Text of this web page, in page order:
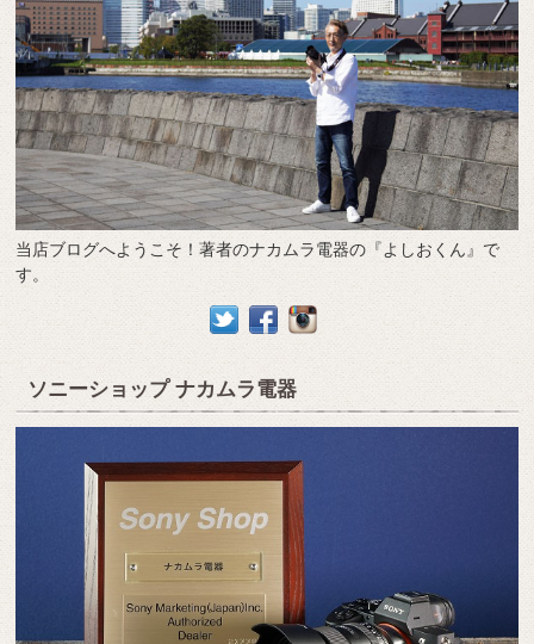
当店ブログへようこそ！著者のナカムラ電器の『よしおくん』で
す。
ソニーショップ ナカムラ電器